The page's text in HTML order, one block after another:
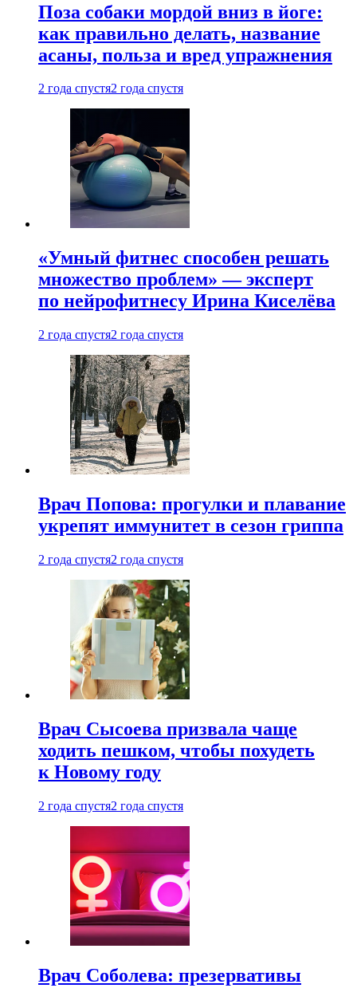
Поза собаки мордой вниз в йоге:
как правильно делать, название
асаны, польза и вред упражнения
2 года спустя2 года спустя
«Умный фитнес способен решать
множество проблем» — эксперт
по нейрофитнесу Ирина Киселёва
2 года спустя2 года спустя
Врач Попова: прогулки и плавание
укрепят иммунитет в сезон гриппа
2 года спустя2 года спустя
Врач Сысоева призвала чаще
ходить пешком, чтобы похудеть
к Новому году
2 года спустя2 года спустя
Врач Соболева: презервативы